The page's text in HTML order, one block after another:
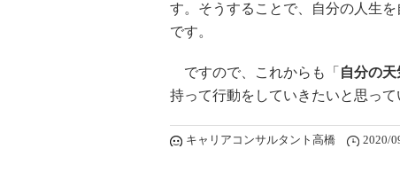
す。そうすることで、自分の人生
です。
ですので、これからも「 自分の
持って行動をしていきたいと思って
キャリアコンサルタント高橋 2020/